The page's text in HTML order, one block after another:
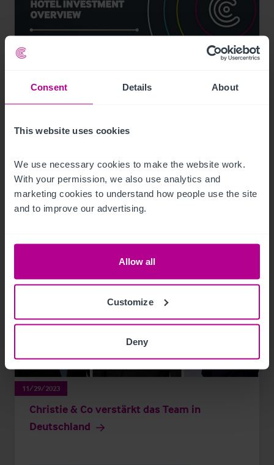
Consent Details About
This website uses cookies
We use necessary cookies to make the website work.
With your permission, we also use analytics and
marketing cookies to understand how people use the site
and to improve our advertising.
Allow all
Customize
Deny
Pressemitteilungen Hotels
Investitionen und Entwicklung
Vermittlung
11/29/2023
Christie & Co verstärkt das Team in
Deutschland